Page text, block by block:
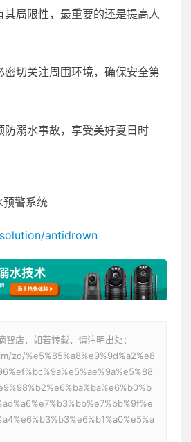
局限性，最重要的还是提高人
密切关注周围环境，确保安全第
防溺水事故，享受美好夏日时
预警系统
antidrown
智店，如若转载，请注明出处：
zd/%e5%85%a8%e9%9d%a2%e8